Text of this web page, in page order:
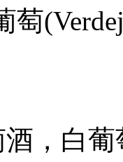
萄
，白